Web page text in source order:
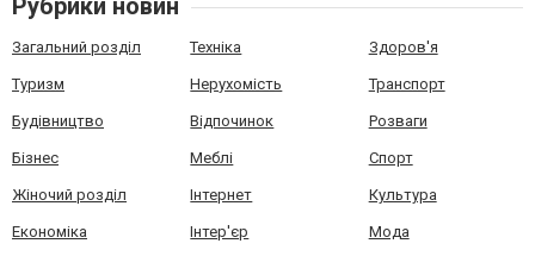
Рубрики новин
Загальний розділ Техніка Здоров'я
Туризм Нерухомість Транспорт
Будівництво Відпочинок Розваги
Бізнес Меблі Спорт
Жіночий розділ Інтернет Культура
Економіка Інтер'єр Мода